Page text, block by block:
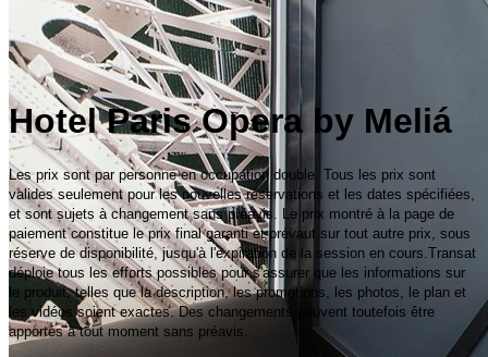
Hotel Paris Opera by Meliá
Les prix sont par personne en occupation double. Tous les prix sont
valides seulement pour les nouvelles réservations et les dates spécifiées,
et sont sujets à changement sans préavis. Le prix montré à la page de
paiement constitue le prix final garanti et prévaut sur tout autre prix, sous
réserve de disponibilité, jusqu'à l'expiration de la session en cours.Transat
déploie tous les efforts possibles pour s'assurer que les informations sur
le produit, telles que la description, les promotions, les photos, le plan et
les vidéos soient exactes. Des changements peuvent toutefois être
apportés à tout moment sans préavis.